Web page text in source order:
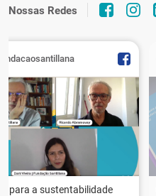
Nossas Redes
para a sustentabilidade